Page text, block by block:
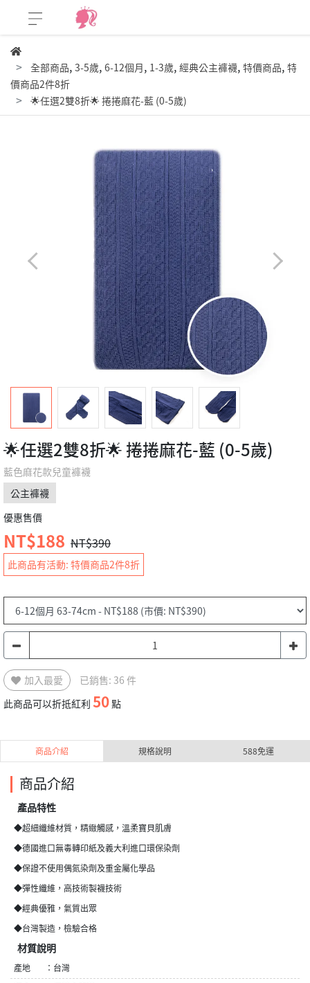
全部商品, 3-5歲, 6-12個月, 1-3歲, 經典公主褲襪, 特價商品, 特
價商品2件8折
🌟任選2雙8折🌟 捲捲麻花-藍 (0-5歲)
🌟任選2雙8折🌟 捲捲麻花-藍 (0-5歲)
藍色麻花款兒童褲襪
公主褲襪
優惠售價
NT$188 NT$390
此商品有活動: 特價商品2件8折
加入最愛
已銷售: 36 件
此商品可以折抵紅利 50點
商品介紹 規格說明 588免運
商品介紹
產品特性
◆超細纖維材質，精緻觸感，溫柔寶貝肌膚
◆德國進口無毒轉印紙及義大利進口環保染劑
◆保證不使用偶氮染劑及重金屬化學品
◆彈性纖維，高技術製襪技術
◆經典優雅，氣質出眾
◆台灣製造，檢驗合格
材質說明
產地 ：台灣